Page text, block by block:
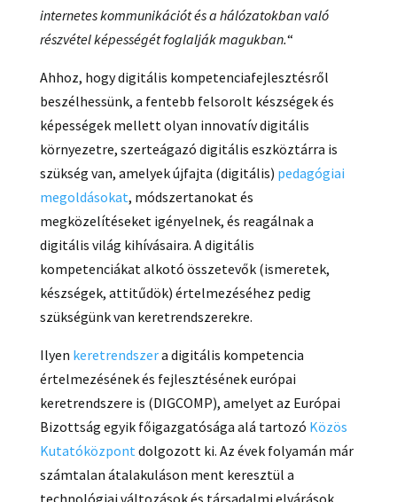
internetes kommunikációt és a hálózatokban való
részvétel képességét foglalják magukban.“
Ahhoz, hogy digitális kompetenciafejlesztésről
beszélhessünk, a fentebb felsorolt készségek és
képességek mellett olyan innovatív digitális
környezetre, szerteágazó digitális eszköztárra is
szükség van, amelyek újfajta (digitális) pedagógiai
megoldásokat, módszertanokat és
megközelítéseket igényelnek, és reagálnak a
digitális világ kihívásaira. A digitális
kompetenciákat alkotó összetevők (ismeretek,
készségek, attitűdök) értelmezéséhez pedig
szükségünk van keretrendszerekre.
Ilyen keretrendszera digitális kompetencia
értelmezésének és fejlesztésének európai
keretrendszere is (DIGCOMP), amelyet az Európai
Bizottság egyik főigazgatósága alá tartozó Közös
Kutatóközpontdolgozott ki. Az évek folyamán már
számtalan átalakuláson ment keresztül a
technológiai változások és társadalmi elvárások